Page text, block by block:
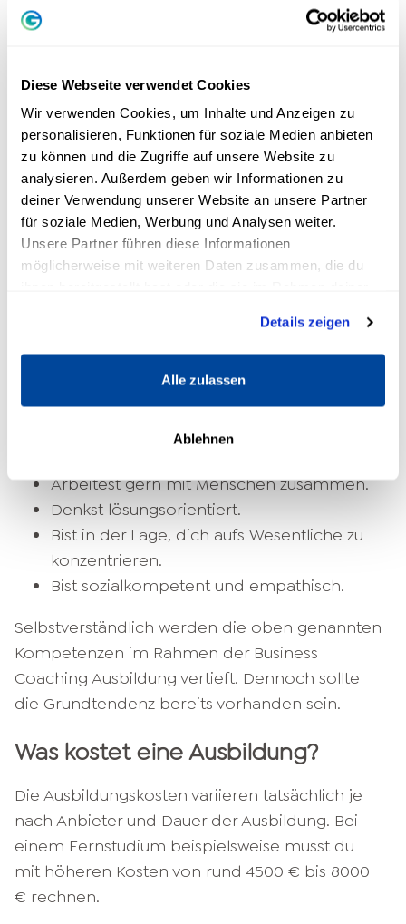
Diese Webseite verwendet Cookies
Wir verwenden Cookies, um Inhalte und Anzeigen zu
personalisieren, Funktionen für soziale Medien anbieten
zu können und die Zugriffe auf unsere Website zu
analysieren. Außerdem geben wir Informationen zu
deiner Verwendung unserer Website an unsere Partner
für soziale Medien, Werbung und Analysen weiter.
Unsere Partner führen diese Informationen
möglicherweise mit weiteren Daten zusammen, die du
Details zeigen
Alle zulassen
Ablehnen
Variante sich am besten mit deinem
Ausbildung möglicherweise für dich die
bessere Option.
Welche Voraussetzungen solltest
du für eine Business Coaching
Ausbildung erfüllen?
Um als Business Coach zu arbeiten, sollten
Bist selbstbewusst.
Lässt dich nicht so schnell aus dem
Konzept bringen.
Hast Interesse an Betriebsorganisation und
Arbeitest gern mit Menschen zusammen.
Denkst lösungsorientiert.
Bist in der Lage, dich aufs Wesentliche zu
konzentrieren.
Bist sozialkompetent und empathisch.
Selbstverständlich werden die oben genannten
Kompetenzen im Rahmen der Business
Coaching Ausbildung vertieft. Dennoch sollte
die Grundtendenz bereits vorhanden sein.
Was kostet eine Ausbildung?
Die Ausbildungskosten variieren tatsächlich je
nach Anbieter und Dauer der Ausbildung. Bei
einem Fernstudium beispielsweise musst du
mit höheren Kosten von rund 4500 € bis 8000
€ rechnen.